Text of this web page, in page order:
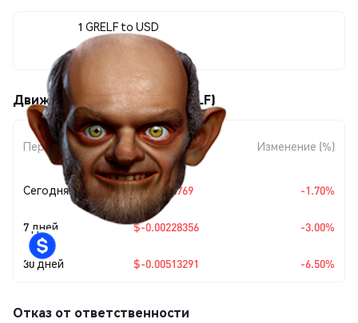
1 GRELF to USD
$0.073835
Движения цены GRELF (GRELF)
Период
Изменение
суммы
Изменение (%)
Сегодня $-0.0012769 -1.70%
7 дней $-0.00228356 -3.00%
30 дней $-0.00513291 -6.50%
Отказ от ответственности